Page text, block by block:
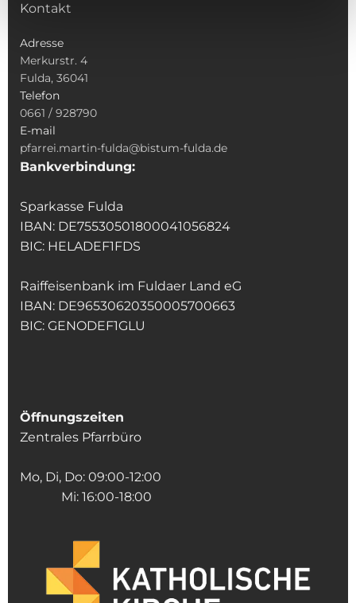
Kontakt
Adresse
Merkurstr. 4
Fulda, 36041
Telefon
0661 / 928790
E-mail
pfarrei.martin-fulda@bistum-fulda.de
Bankverbindung:
Sparkasse Fulda
IBAN: DE75530501800041056824
BIC: HELADEF1FDS
Raiffeisenbank im Fuldaer Land eG
IBAN: DE96530620350005700663
BIC: GENODEF1GLU
Öffnungszeiten
Zentrales Pfarrbüro
Mo, Di, Do: 09:00-12:00
Mi: 16:00-18:00